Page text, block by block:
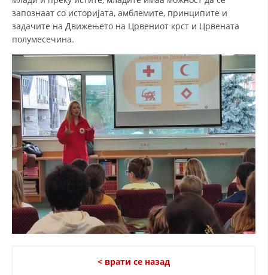
БРОШУРИ
ПРЕЗЕНТАЦИИ
запознаат со историјата, амблемите, принципите и
задачите на Движењето на Црвениот крст и Црвената
полумесечина.
< врати се назад